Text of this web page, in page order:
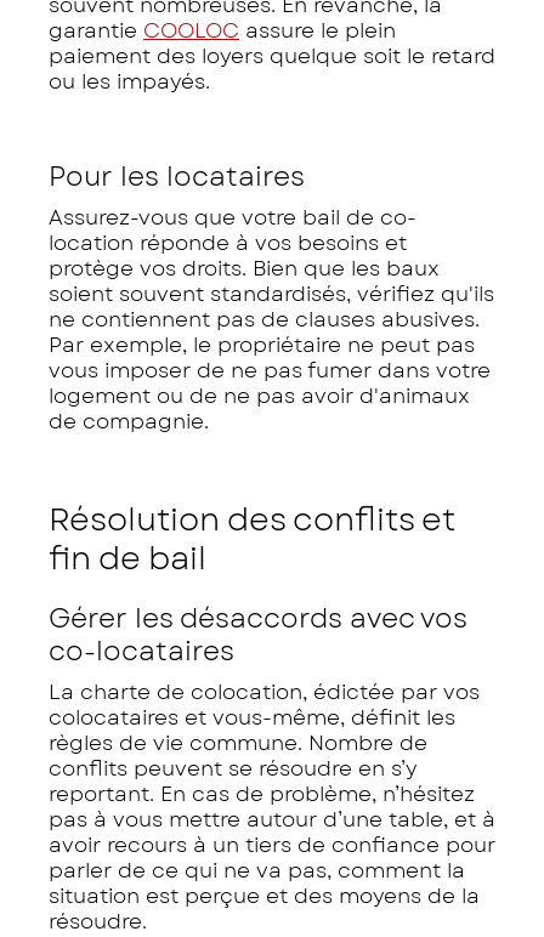
garantie COOLOC assure le plein
paiement des loyers quelque soit le retard
ou les impayés.
Pour les locataires
Assurez-vous que votre bail de co-
location réponde à vos besoins et
protège vos droits. Bien que les baux
soient souvent standardisés, vérifiez qu'ils
ne contiennent pas de clauses abusives.
Par exemple, le propriétaire ne peut pas
vous imposer de ne pas fumer dans votre
logement ou de ne pas avoir d'animaux
de compagnie.
Résolution des conflits et
fin de bail
Gérer les désaccords avec vos
co-locataires
La charte de colocation, édictée par vos
colocataires et vous-même, définit les
règles de vie commune. Nombre de
conflits peuvent se résoudre en s’y
reportant. En cas de problème, n’hésitez
pas à vous mettre autour d’une table, et à
avoir recours à un tiers de confiance pour
parler de ce qui ne va pas, comment la
situation est perçue et des moyens de la
résoudre.